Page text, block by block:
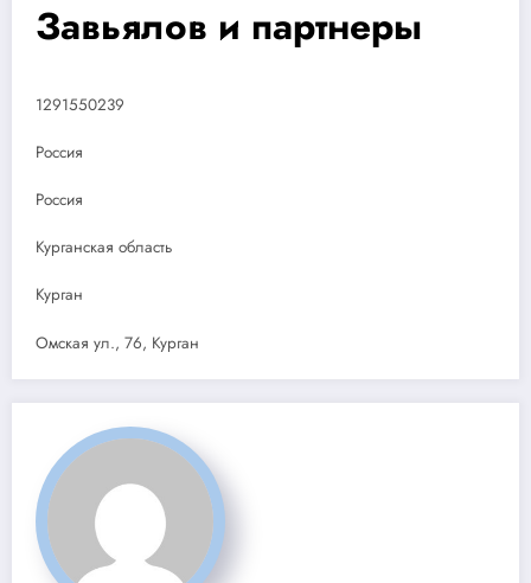
Завьялов и партнеры
1291550239
Россия
Россия
Курганская область
Курган
Омская ул., 76, Курган